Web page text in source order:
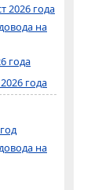
2026 года
на
года
года
на